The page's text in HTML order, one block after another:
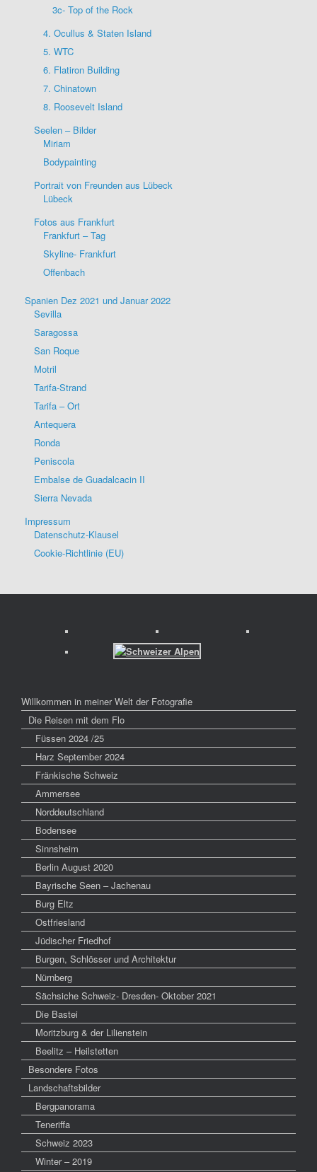
3c- Top of the Rock
4. Ocullus & Staten Island
5. WTC
6. Flatiron Building
7. Chinatown
8. Roosevelt Island
Seelen – Bilder
Miriam
Bodypainting
Portrait von Freunden aus Lübeck
Lübeck
Fotos aus Frankfurt
Frankfurt – Tag
Skyline- Frankfurt
Offenbach
Spanien Dez 2021 und Januar 2022
Sevilla
Saragossa
San Roque
Motril
Tarifa-Strand
Tarifa – Ort
Antequera
Ronda
Peniscola
Embalse de Guadalcacin II
Sierra Nevada
Impressum
Datenschutz-Klausel
Cookie-Richtlinie (EU)
Willkommen in meiner Welt der Fotografie
Die Reisen mit dem Flo
Füssen 2024 /25
Harz September 2024
Fränkische Schweiz
Ammersee
Norddeutschland
Bodensee
Sinnsheim
Berlin August 2020
Bayrische Seen – Jachenau
Burg Eltz
Ostfriesland
Jüdischer Friedhof
Burgen, Schlösser und Architektur
Nürnberg
Sächsiche Schweiz- Dresden- Oktober 2021
Die Bastei
Moritzburg & der Lilienstein
Beelitz – Heilstetten
Besondere Fotos
Landschaftsbilder
Bergpanorama
Teneriffa
Schweiz 2023
Winter – 2019